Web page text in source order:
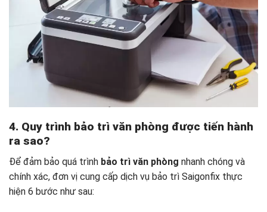
4. Quy trình bảo trì văn phòng được tiến hành
ra sao?
Để đảm bảo quá trình bảo trì văn phòng nhanh chóng và
chính xác, đơn vị cung cấp dịch vụ bảo trì Saigonfix thực
hiện 6 bước như sau: